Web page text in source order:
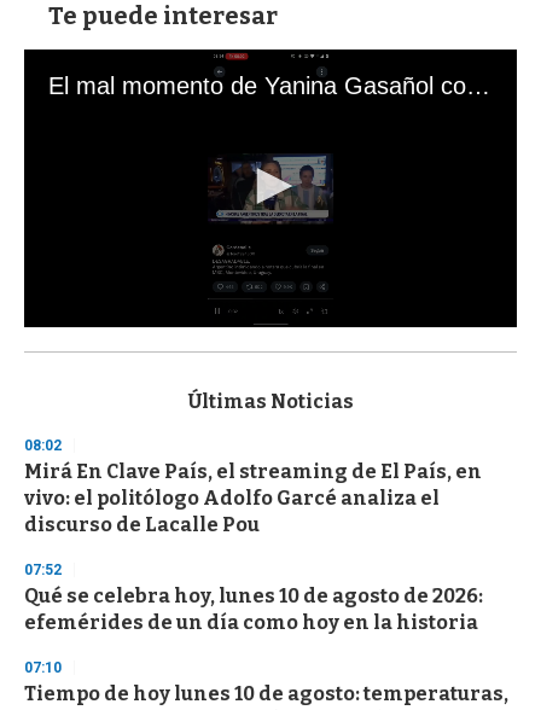
Te puede interesar
El mal momento de Yanina Gasañol con un hincha argentino en "Subrayado"
s
d
s
o
f
3
s
e
c
o
d
s
Últimas Noticias
08:02
Mirá En Clave País, el streaming de El País, en
vivo: el politólogo Adolfo Garcé analiza el
discurso de Lacalle Pou
07:52
Qué se celebra hoy, lunes 10 de agosto de 2026:
efemérides de un día como hoy en la historia
07:10
Tiempo de hoy lunes 10 de agosto: temperaturas,